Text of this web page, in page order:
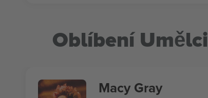
Oblíbení Umělci
Macy Gray